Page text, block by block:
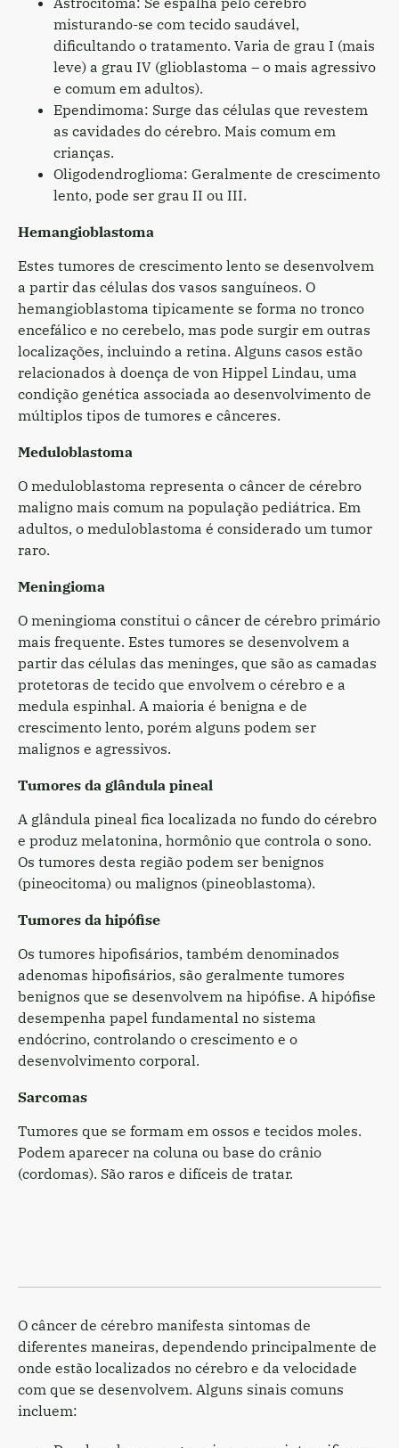
misturando-se com tecido saudável,
dificultando o tratamento. Varia de grau I (mais
leve) a grau IV (glioblastoma – o mais agressivo
e comum em adultos).
Ependimoma: Surge das células que revestem
as cavidades do cérebro. Mais comum em
crianças.
Oligodendroglioma: Geralmente de crescimento
lento, pode ser grau II ou III.
Hemangioblastoma
Estes tumores de crescimento lento se desenvolvem
a partir das células dos vasos sanguíneos. O
hemangioblastoma tipicamente se forma no tronco
encefálico e no cerebelo, mas pode surgir em outras
localizações, incluindo a retina. Alguns casos estão
relacionados à doença de von Hippel Lindau, uma
condição genética associada ao desenvolvimento de
múltiplos tipos de tumores e cânceres.
Meduloblastoma
O meduloblastoma representa o câncer de cérebro
maligno mais comum na população pediátrica. Em
adultos, o meduloblastoma é considerado um tumor
raro.
Meningioma
O meningioma constitui o câncer de cérebro primário
mais frequente. Estes tumores se desenvolvem a
partir das células das meninges, que são as camadas
protetoras de tecido que envolvem o cérebro e a
medula espinhal. A maioria é benigna e de
crescimento lento, porém alguns podem ser
malignos e agressivos.
Tumores da glândula pineal
A glândula pineal fica localizada no fundo do cérebro
e produz melatonina, hormônio que controla o sono.
Os tumores desta região podem ser benignos
(pineocitoma) ou malignos (pineoblastoma).
Tumores da hipófise
Os tumores hipofisários, também denominados
adenomas hipofisários, são geralmente tumores
benignos que se desenvolvem na hipófise. A hipófise
desempenha papel fundamental no sistema
endócrino, controlando o crescimento e o
desenvolvimento corporal.
Sarcomas
Tumores que se formam em ossos e tecidos moles.
Podem aparecer na coluna ou base do crânio
(cordomas). São raros e difíceis de tratar.
O câncer de cérebro manifesta sintomas de
diferentes maneiras, dependendo principalmente de
onde estão localizados no cérebro e da velocidade
com que se desenvolvem. Alguns sinais comuns
incluem: